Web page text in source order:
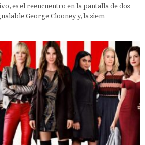
es el reencuentro en la pantalla de dos
George Clooney y, la siem…